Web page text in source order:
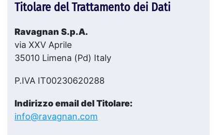
Titolare del Trattamento dei Dati
Ravagnan S.p.A.
via XXV Aprile
35010 Limena (Pd) Italy
P.IVA IT00230620288
Indirizzo email del Titolare:
info@ravagnan.com